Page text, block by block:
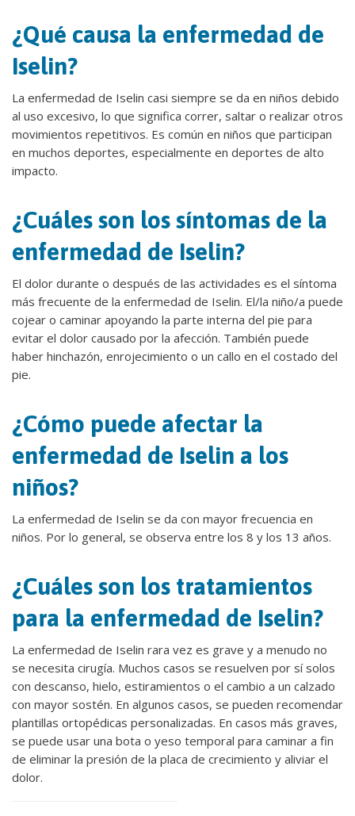
¿Qué causa la enfermedad de
Iselin?
La enfermedad de Iselin casi siempre se da en niños debido
al uso excesivo, lo que significa correr, saltar o realizar otros
movimientos repetitivos. Es común en niños que participan
en muchos deportes, especialmente en deportes de alto
impacto.
¿Cuáles son los síntomas de la
enfermedad de Iselin?
El dolor durante o después de las actividades es el síntoma
más frecuente de la enfermedad de Iselin. El/la niño/a puede
cojear o caminar apoyando la parte interna del pie para
evitar el dolor causado por la afección. También puede
haber hinchazón, enrojecimiento o un callo en el costado del
pie.
¿Cómo puede afectar la
enfermedad de Iselin a los
niños?
La enfermedad de Iselin se da con mayor frecuencia en
niños. Por lo general, se observa entre los 8 y los 13 años.
¿Cuáles son los tratamientos
para la enfermedad de Iselin?
La enfermedad de Iselin rara vez es grave y a menudo no
se necesita cirugía. Muchos casos se resuelven por sí solos
con descanso, hielo, estiramientos o el cambio a un calzado
con mayor sostén. En algunos casos, se pueden recomendar
plantillas ortopédicas personalizadas. En casos más graves,
se puede usar una bota o yeso temporal para caminar a fin
de eliminar la presión de la placa de crecimiento y aliviar el
dolor.